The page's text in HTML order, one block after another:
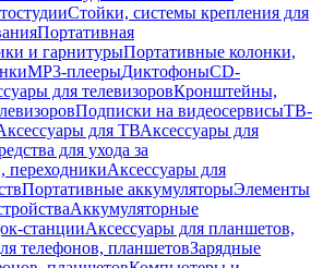
Стойки, системы крепления для
Портативная
и гарнитурыПортативные колонки,
MP3-плеерыДиктофоныCD-
для телевизоровКронштейны,
Подписки на видеосервисыТВ-
для ТВАксессуары для
для ухода за
переходникиАксессуары для
Портативные аккумуляторыЭлементы
Аккумуляторные
станцииАксессуары для планшетов,
телефонов, планшетовЗарядные